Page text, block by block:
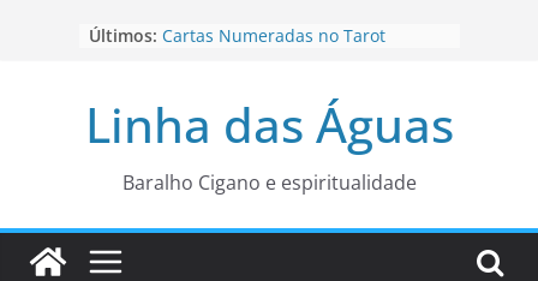
Últimos: Cartas Numeradas no Tarot
para está fase
Os Naipes no Tarot
Cartas da Corte no Tarot
Linha das Águas
Baralho Cigano e espiritualidade